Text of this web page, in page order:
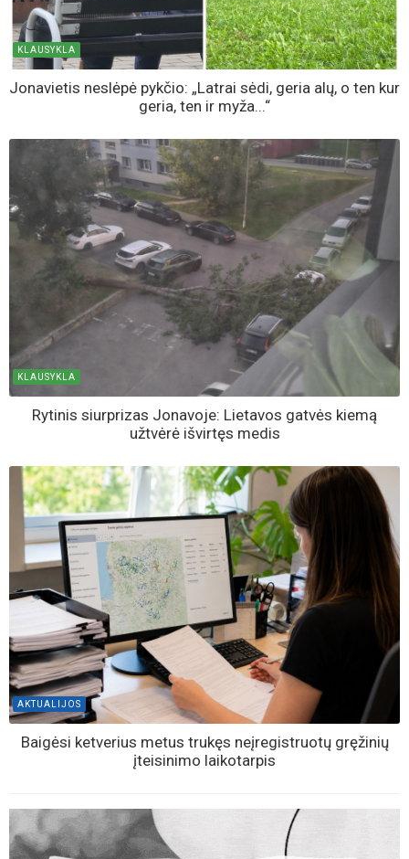
KLAUSYKLA
Jonavietis neslėpė pykčio: „Latrai sėdi, geria alų, o ten kur
geria, ten ir myža...“
KLAUSYKLA
Rytinis siurprizas Jonavoje: Lietavos gatvės kiemą
užtvėrė išvirtęs medis
AKTUALIJOS
Baigėsi ketverius metus trukęs neįregistruotų gręžinių
įteisinimo laikotarpis